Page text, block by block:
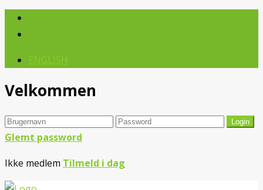
Velkommen
Glemt password
Ikke medlem Tilmeld i dag